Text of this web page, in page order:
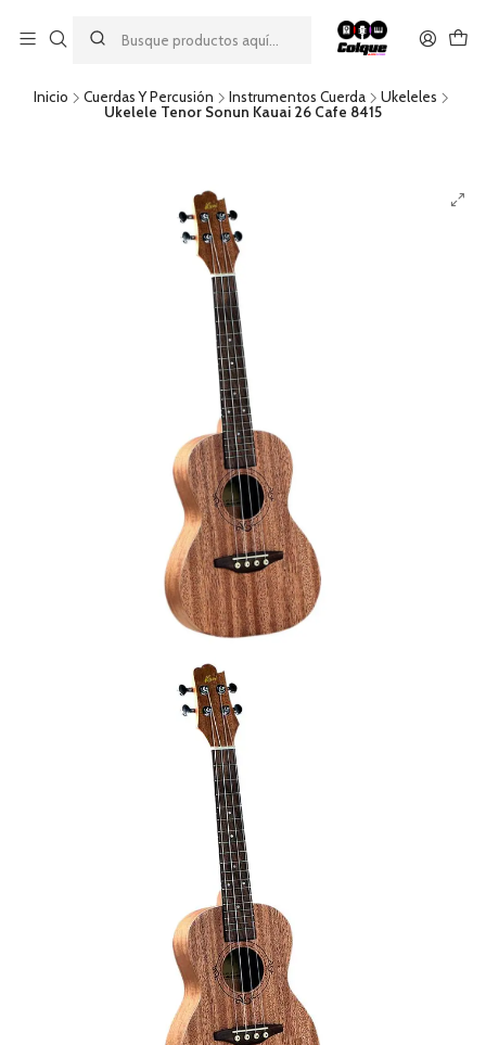
descuento por pago con transferencia bancaria
por una compra mínima de $49.990. Este descuento no es
acumulable a otras promociones ni aplicable a gastos de envío.
Inicio Cuerdas Y Percusión Instrumentos Cuerda
Ukeleles
Ukelele Tenor Sonun Kauai 26 Cafe 8415